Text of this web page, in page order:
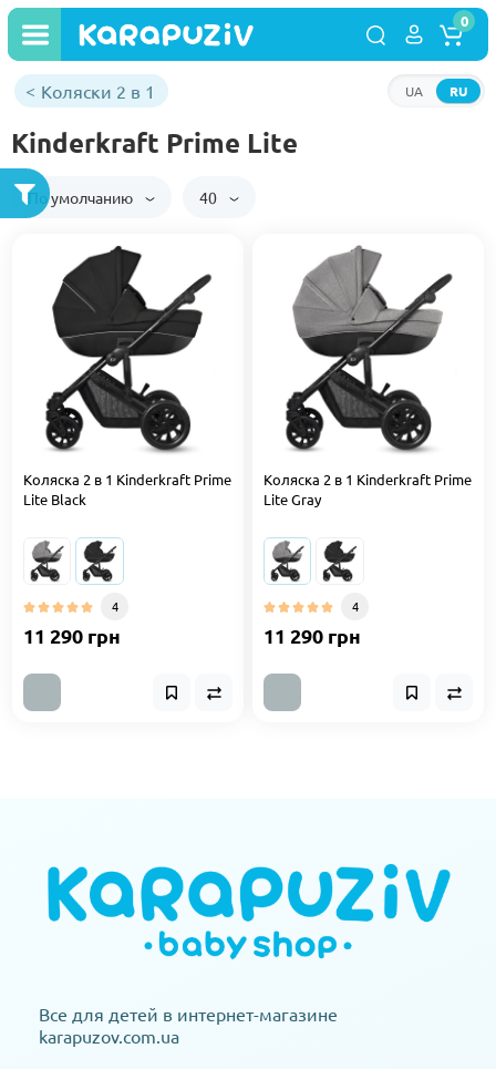
RU
UA
0
Коляски 2 в 1
Kinderkraft Prime Lite
По умолчанию 40
Коляска 2 в 1 Kinderkraft Prime
Lite Black
4
11 290 грн
Коляска 2 в 1 Kinderkraft Prime
Lite Gray
4
11 290 грн
Все для детей в интернет-магазине
karapuzov.com.ua